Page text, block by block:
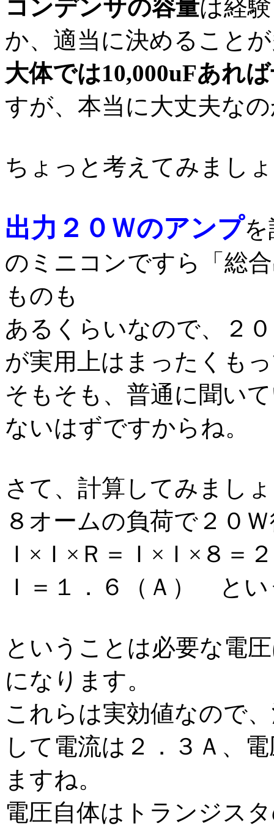
コンデンサの容量は経
か、適当に決めること
大体では10,000uFあれ
すが、本当に大丈夫な
ちょっと考えてみまし
出力２０Ｗのアンプ
のミニコンですら「総
ものも
あるくらいなので、２
が実用上はまったくも
そもそも、普通に聞い
ないはずですからね。
さて、計算してみまし
８オームの負荷で２０
Ｉ×Ｉ×Ｒ＝Ｉ×Ｉ×８＝
Ｉ＝１．６（Ａ） と
ということは必要な電
になります。
これらは実効値なので
して電流は２．３Ａ、
ますね。
電圧自体はトランジス